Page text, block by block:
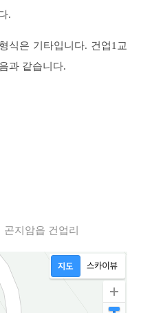
.
식은 기타입니다. 건업1교
과 같습니다.
지암읍 건업리